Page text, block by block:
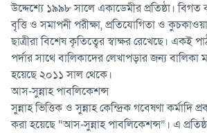
উদ্দেশ্যে ১৯৯৮ সালে একাডেমীর প্রতিষ্ঠা।
বৃত্তি ও সমাপনী পরীক্ষা, প্রতিযোগিতা ও
ছাত্রীরা বিশেষ কৃতিত্বের স্বাক্ষর রেখেছে। একই
পর্দার সাথে বালিকাদের লেখাপড়ার জন্য বালিকা
হয়েছে ২০১১ সাল থেকে।
আস-সুন্নাহ পাবলিকেশন্স
সুন্নাহ ভিত্তিক ও সুন্নাহ কেন্দ্রিক গবেষণা কর্মাদি
করা হয়েছে “আস-সুন্নাহ পাবলিকেশন্স”। এ